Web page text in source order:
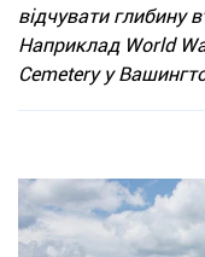
відчувати глибину
Наприклад World
Cemetery у